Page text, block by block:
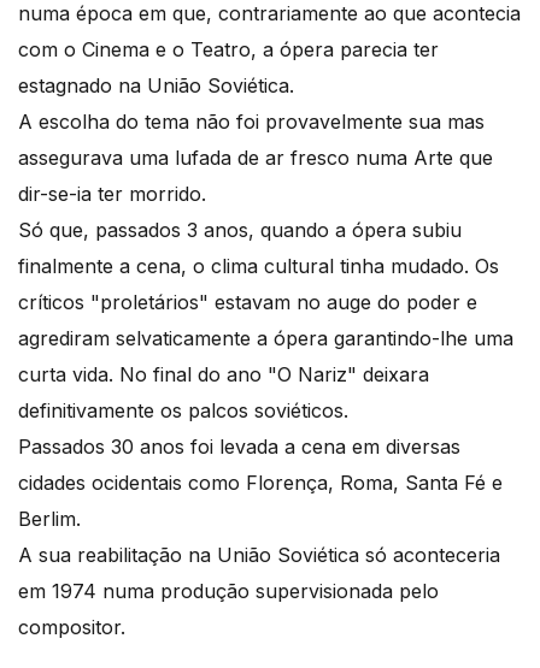
numa época em que, contrariamente ao que acontecia
com o Cinema e o Teatro, a ópera parecia ter
estagnado na União Soviética.
A escolha do tema não foi provavelmente sua mas
assegurava uma lufada de ar fresco numa Arte que
dir-se-ia ter morrido.
Só que, passados 3 anos, quando a ópera subiu
finalmente a cena, o clima cultural tinha mudado. Os
críticos "proletários" estavam no auge do poder e
agrediram selvaticamente a ópera garantindo-lhe uma
curta vida. No final do ano "O Nariz" deixara
definitivamente os palcos soviéticos.
Passados 30 anos foi levada a cena em diversas
cidades ocidentais como Florença, Roma, Santa Fé e
Berlim.
A sua reabilitação na União Soviética só aconteceria
em 1974 numa produção supervisionada pelo
compositor.